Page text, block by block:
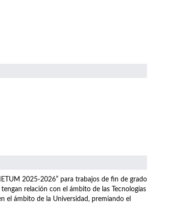
2025-2026” para trabajos de fin de grado
relación con el ámbito de las Tecnologías
el ámbito de la Universidad, premiando el